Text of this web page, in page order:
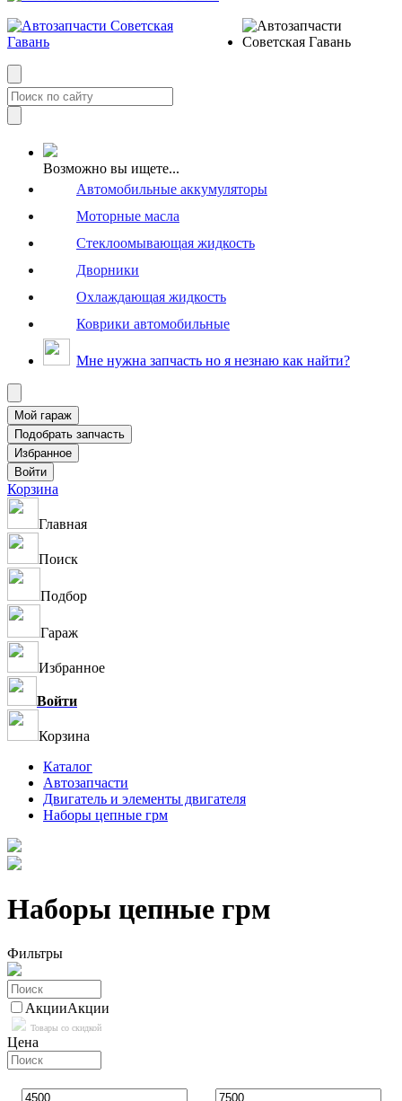
Возможно вы ищете...
Автомобильные аккумуляторы
Моторные масла
Стеклоомывающая жидкость
Дворники
Охлаждающая жидкость
Коврики автомобильные
Мне нужна запчасть но я незнаю как найти?
Корзина
Главная
Поиск
Подбор
Гараж
Избранное
Войти
Корзина
Каталог
Автозапчасти
Двигатель и элементы двигателя
Наборы цепные грм
Наборы цепные грм
Фильтры
АкцииАкции
Товары со скидкой
Цена